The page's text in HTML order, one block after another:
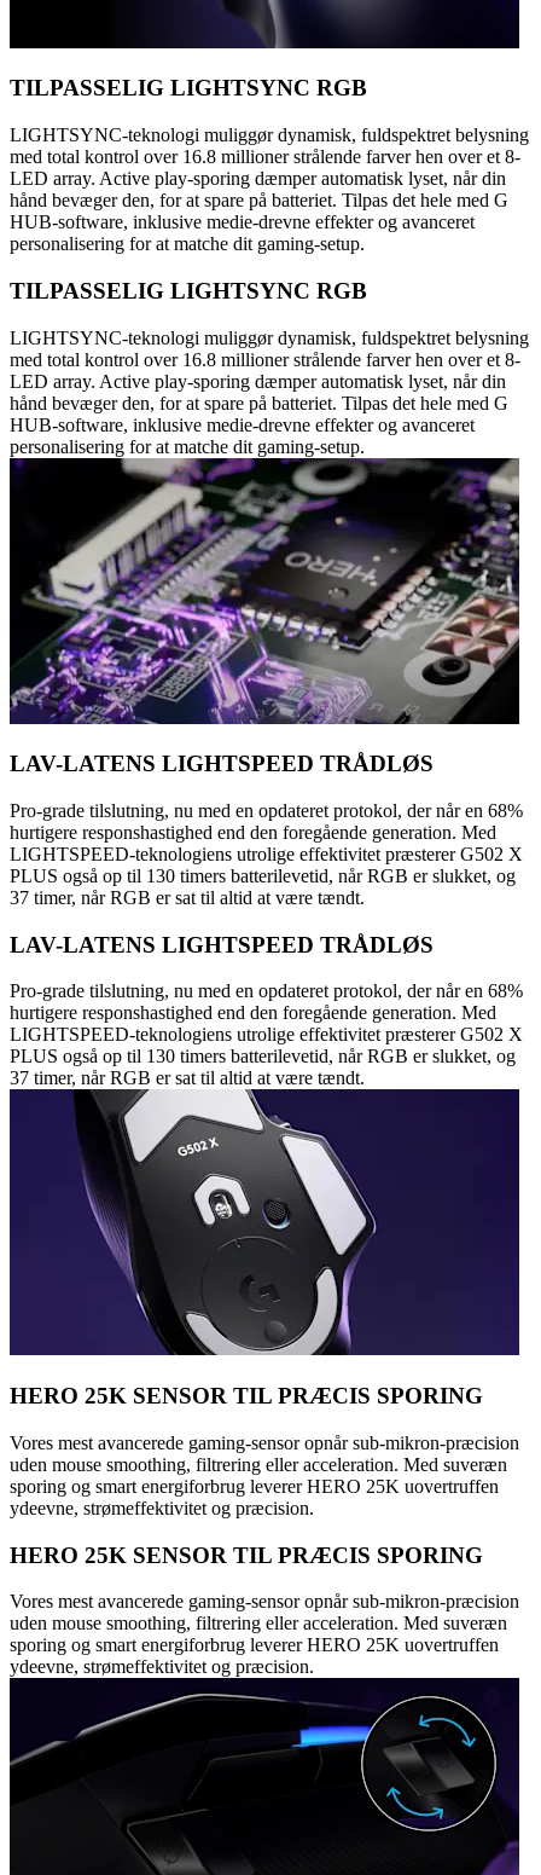
TILPASSELIG LIGHTSYNC RGB
LIGHTSYNC-teknologi muliggør dynamisk, fuldspektret belysning
med total kontrol over 16.8 millioner strålende farver hen over et 8-
LED array. Active play-sporing dæmper automatisk lyset, når din
hånd bevæger den, for at spare på batteriet. Tilpas det hele med G
HUB-software, inklusive medie-drevne effekter og avanceret
personalisering for at matche dit gaming-setup.
TILPASSELIG LIGHTSYNC RGB
LIGHTSYNC-teknologi muliggør dynamisk, fuldspektret belysning
med total kontrol over 16.8 millioner strålende farver hen over et 8-
LED array. Active play-sporing dæmper automatisk lyset, når din
hånd bevæger den, for at spare på batteriet. Tilpas det hele med G
HUB-software, inklusive medie-drevne effekter og avanceret
personalisering for at matche dit gaming-setup.
LAV-LATENS LIGHTSPEED TRÅDLØS
Pro-grade tilslutning, nu med en opdateret protokol, der når en 68%
hurtigere responshastighed end den foregående generation. Med
LIGHTSPEED-teknologiens utrolige effektivitet præsterer G502 X
PLUS også op til 130 timers batterilevetid, når RGB er slukket, og
37 timer, når RGB er sat til altid at være tændt.
LAV-LATENS LIGHTSPEED TRÅDLØS
Pro-grade tilslutning, nu med en opdateret protokol, der når en 68%
hurtigere responshastighed end den foregående generation. Med
LIGHTSPEED-teknologiens utrolige effektivitet præsterer G502 X
PLUS også op til 130 timers batterilevetid, når RGB er slukket, og
37 timer, når RGB er sat til altid at være tændt.
HERO 25K SENSOR TIL PRÆCIS SPORING
Vores mest avancerede gaming-sensor opnår sub-mikron-præcision
uden mouse smoothing, filtrering eller acceleration. Med suveræn
sporing og smart energiforbrug leverer HERO 25K uovertruffen
ydeevne, strømeffektivitet og præcision.
HERO 25K SENSOR TIL PRÆCIS SPORING
Vores mest avancerede gaming-sensor opnår sub-mikron-præcision
uden mouse smoothing, filtrering eller acceleration. Med suveræn
sporing og smart energiforbrug leverer HERO 25K uovertruffen
ydeevne, strømeffektivitet og præcision.